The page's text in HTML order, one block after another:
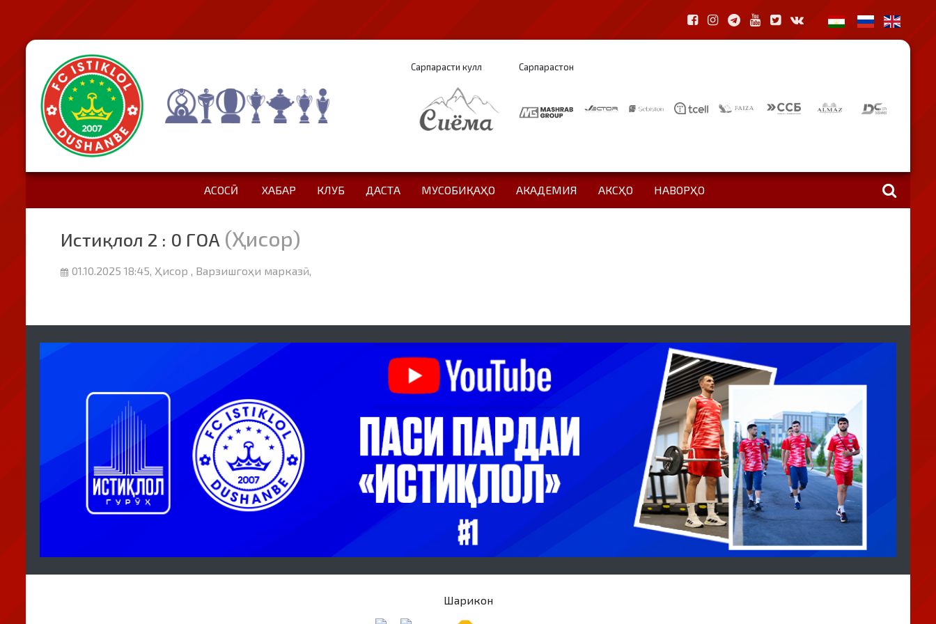
Сарпарасти кулл Сарпарастон
АСОСӢ ХАБАР КЛУБ ДАСТА МУСОБИҚАҲО АКАДЕМИЯ АКСҲО НАВОРҲО
Истиқлол 2 : 0 ГОА (Ҳисор)
01.10.2025 18:45, Ҳисор , Варзишгоҳи марказӣ,
Шарикон